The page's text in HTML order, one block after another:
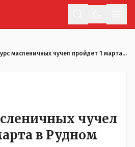
Конкурс масленичных чучел пройдет 1 марта в Рудном
чучел
в Рудном